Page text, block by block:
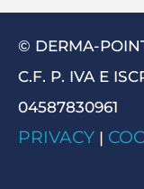
© DERMA-
C.F. P. IVA E
04587830961
PRIVACY |